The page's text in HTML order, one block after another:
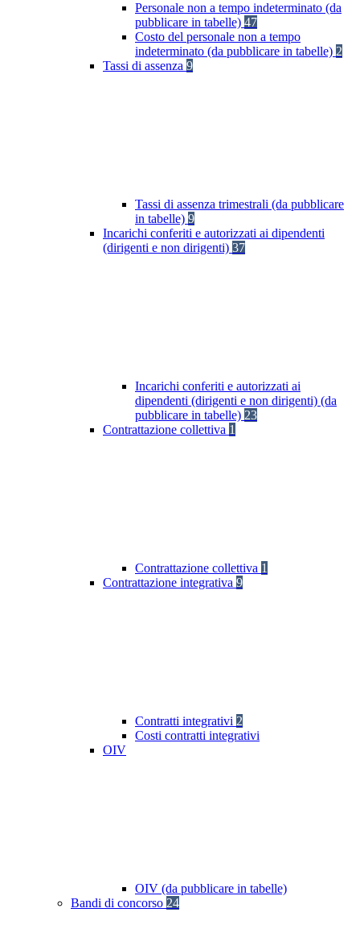
Personale non a tempo indeterminato (da
pubblicare in tabelle) 47
Costo del personale non a tempo
indeterminato (da pubblicare in tabelle) 2
Tassi di assenza 9
Tassi di assenza trimestrali (da pubblicare
in tabelle) 9
Incarichi conferiti e autorizzati ai dipendenti
(dirigenti e non dirigenti) 37
Incarichi conferiti e autorizzati ai
dipendenti (dirigenti e non dirigenti) (da
pubblicare in tabelle) 23
Contrattazione collettiva 1
Contrattazione collettiva 1
Contrattazione integrativa 9
Contratti integrativi 2
Costi contratti integrativi
OIV
OIV (da pubblicare in tabelle)
Bandi di concorso 24